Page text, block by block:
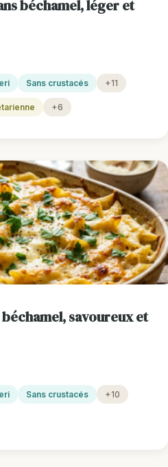
béchamel, léger et
Sans crustacés +11
+6
savoureux et
Sans crustacés +10